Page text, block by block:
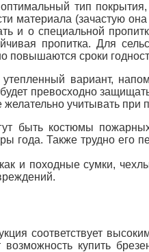
тип покрытия,
материала (зачастую
о специальной
пропитка. Для
повышаются сроки
вариант,
превосходно
учитывать при
быть костюмы
года. Также трудно его
и походные сумки,
соответствует
купить